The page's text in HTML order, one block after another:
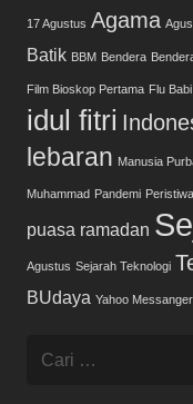
17 Agustus Agama
Batik BBM Bendera
Film Bioskop Pertama Flu Babi
idul fitri
lebaran Manusia
Muhammad Pandemi
puasa ramadan
Agustus Sejarah Teknologi
BUdaya Yahoo Messanger
Cari